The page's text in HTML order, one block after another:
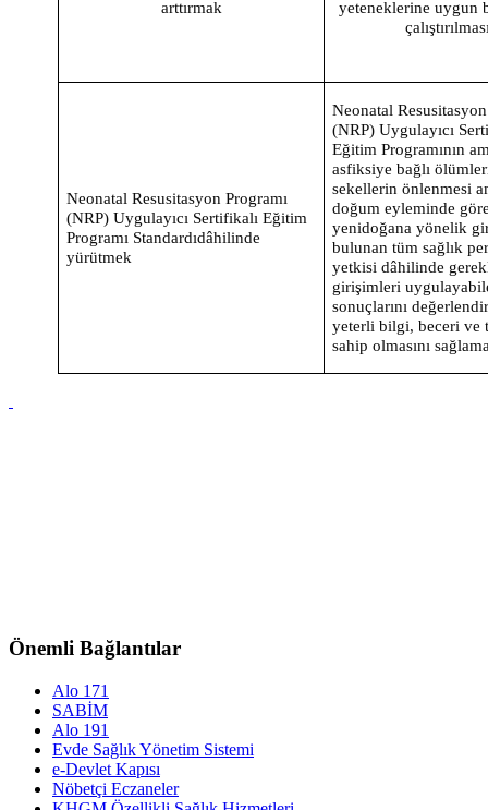
arttırmak
yeteneklerine uygun
Neonatal Resusitasyon Programı
(NRP) Uygulayıcı Sertifikalı Eğitim
Programı Standardıdâhilinde
yürütmek
Neonatal
(NRP) Uygulayıcı
Eğitim Programının
asfiksiye bağlı
sekellerin önlenmesi
doğum eyleminde
yenidoğana yönelik
bulunan tüm sağlık
yetkisi dâhilinde
girişimleri
sonuçlarını
yeterli bilgi, beceri ve
sahip olmasını
Önemli Bağlantılar
Alo 171
SABİM
Alo 191
Evde Sağlık Yönetim Sistemi
e-Devlet Kapısı
Nöbetçi Eczaneler